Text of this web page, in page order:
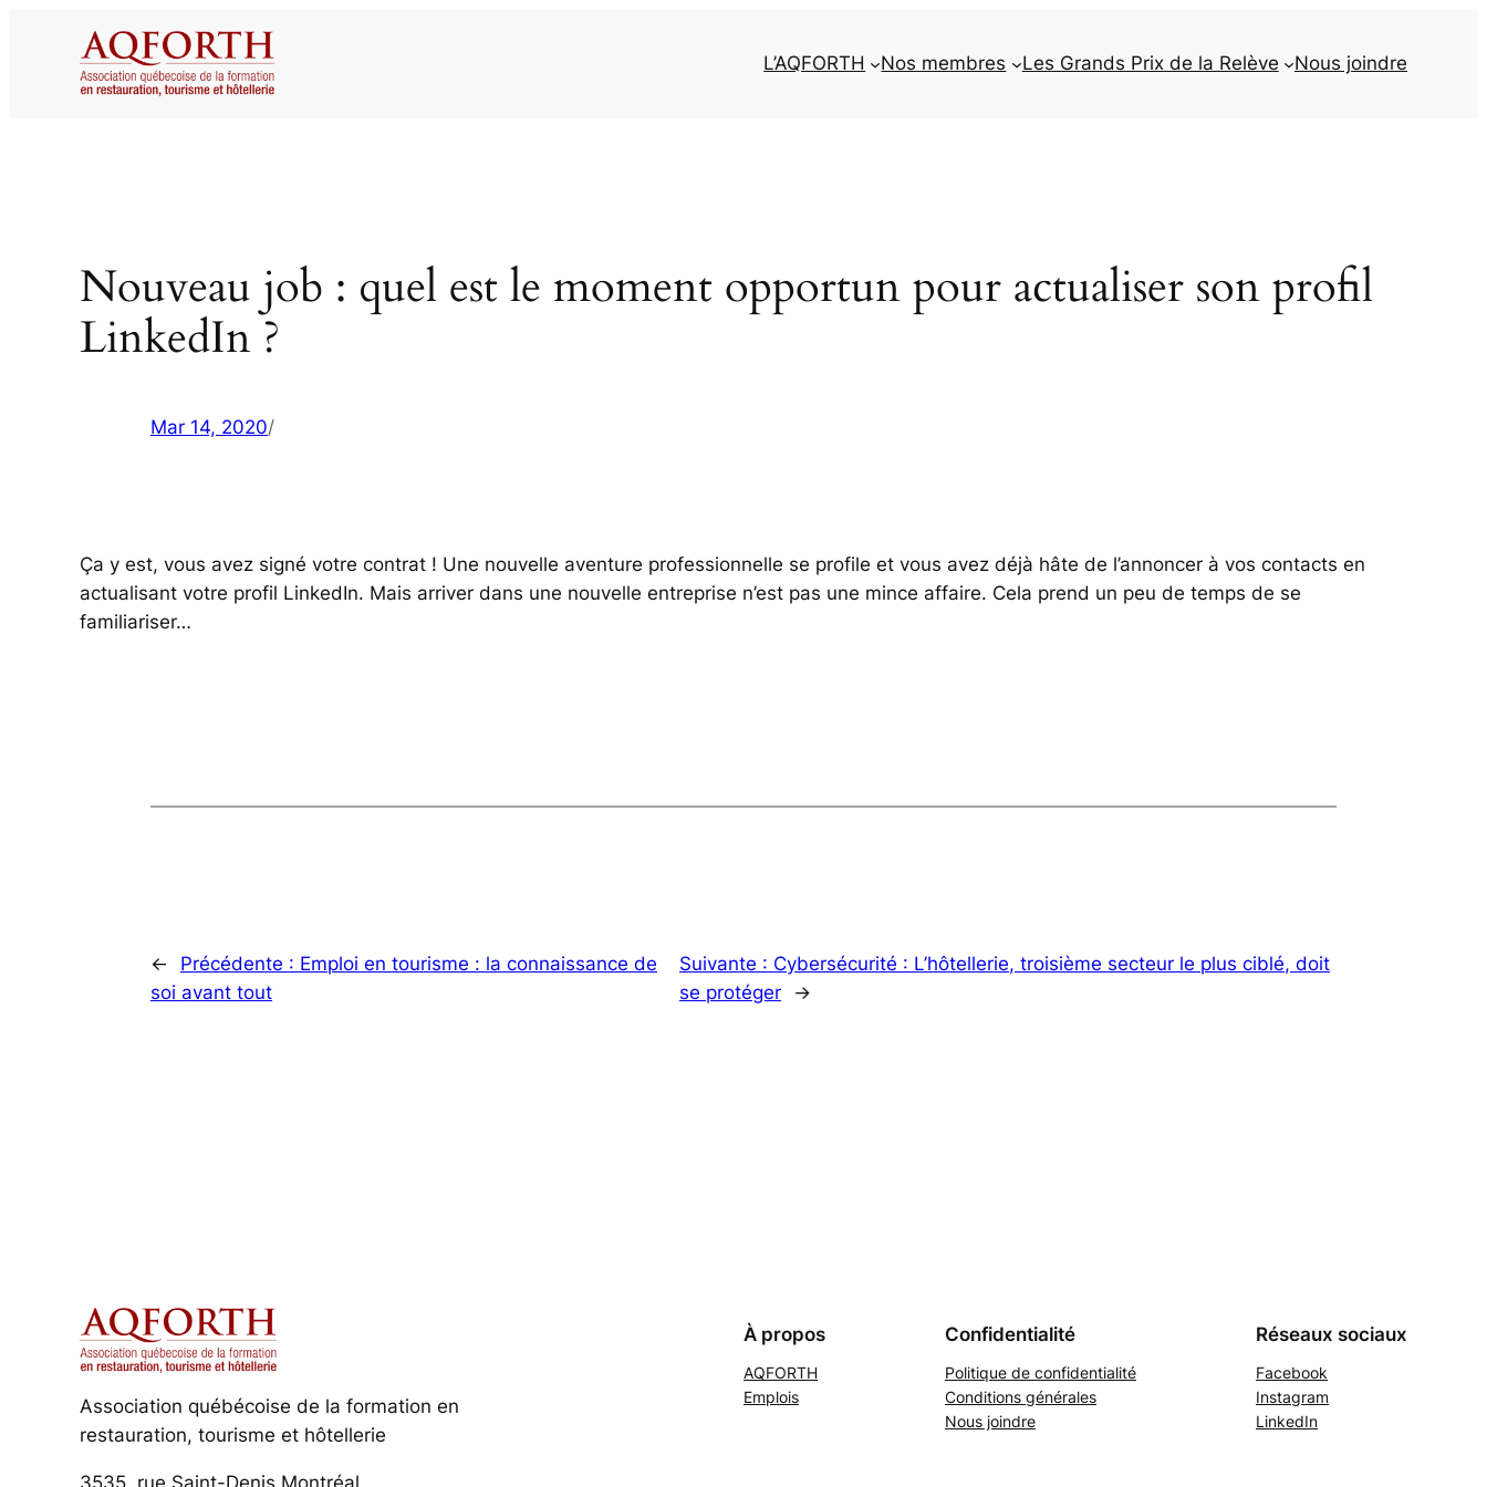
L’AQFORTH Nos membres Les Grands Prix de la Relève Nous joindre
Nouveau job : quel est le moment opportun pour actualiser son profil
LinkedIn ?
Mar 14, 2020/
Ça y est, vous avez signé votre contrat ! Une nouvelle aventure professionnelle se profile et vous avez déjà hâte de l’annoncer à vos contacts en
actualisant votre profil LinkedIn. Mais arriver dans une nouvelle entreprise n’est pas une mince affaire. Cela prend un peu de temps de se
familiariser…
← Précédente : Emploi en tourisme : la connaissance de
soi avant tout
Suivante : Cybersécurité : L’hôtellerie, troisième secteur le plus ciblé, doit
se protéger
→
Association québécoise de la formation en
restauration, tourisme et hôtellerie
3535, rue Saint-Denis Montréal
À propos
AQFORTH
Emplois
Confidentialité
Politique de confidentialité
Conditions générales
Nous joindre
Réseaux sociaux
Facebook
Instagram
LinkedIn